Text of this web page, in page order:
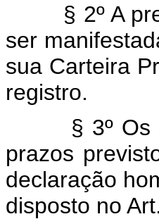
§ 2º A
ser
sua Carteira
registro.
§ 3º Os
prazos
declaração
disposto no